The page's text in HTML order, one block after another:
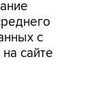
с
сайте